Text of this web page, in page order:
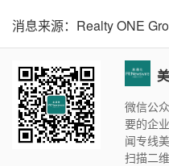
消息来源：Realty ONE
微信公
要的企
闻专线
扫描二